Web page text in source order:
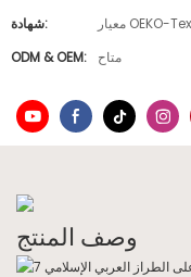
شهادة:
ODM & OEM:
متاح
وصف المنتج